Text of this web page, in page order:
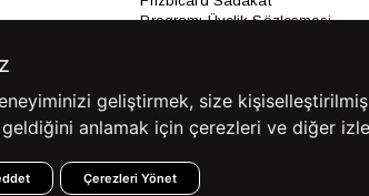
Programı Üyelik Sözleşmesi
geliştirmek, size
anlamak için çerezleri ve diğer
Çerezleri Yönet